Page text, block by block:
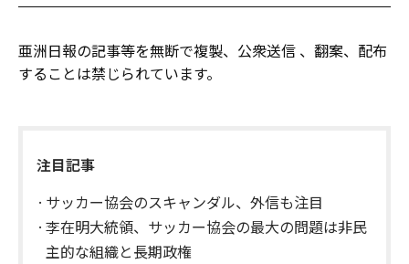
亜洲日報の記事等を無断で複製、公衆送信 、翻案、配布
することは禁じられています。
注目記事
サッカー協会のスキャンダル、外信も注目
李在明大統領、サッカー協会の最大の問題は非民
主的な組織と長期政権